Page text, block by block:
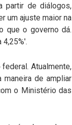
partir de diálogos,
um ajuste maior na
que o governo dá.
Atualmente,
maneira de ampliar
o Ministério das